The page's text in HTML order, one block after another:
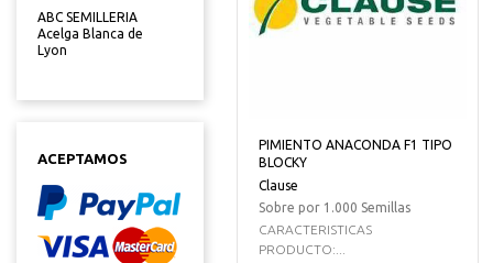
ABC SEMILLERIA
Acelga Blanca de
Lyon
ACEPTAMOS
PIMIENTO ANACONDA F1 TIPO
BLOCKY
Clause
Sobre por 1.000 Semillas
CARACTERISTICAS
PRODUCTO:...